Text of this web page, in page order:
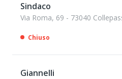
Sindaco
Via Roma, 69 - 73040
Chiuso
Giannelli